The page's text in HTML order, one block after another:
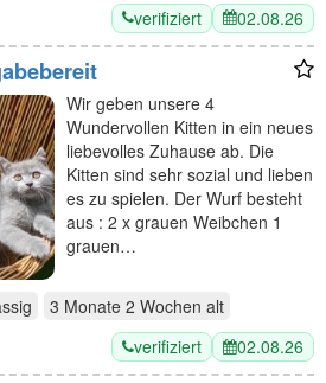
verifiziert 02.08.26
Wir geben unsere 4
Wundervollen Kitten in ein neues
liebevolles Zuhause ab. Die
Kitten sind sehr sozial und lieben
es zu spielen. Der Wurf besteht
aus : 2 x grauen Weibchen 1
grauen…
3 Monate 2 Wochen alt
verifiziert 02.08.26